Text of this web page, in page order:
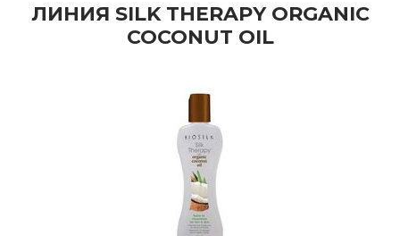
ЛИНИЯ SILK THERAPY ORGANIC
COCONUT OIL